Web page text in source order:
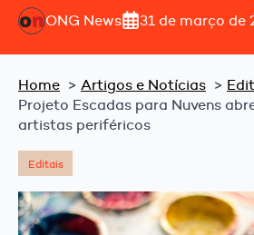
ONG News 31 de março de
Home Artigos e Notícias
Projeto Escadas para Nuvens
artistas periféricos
Editais